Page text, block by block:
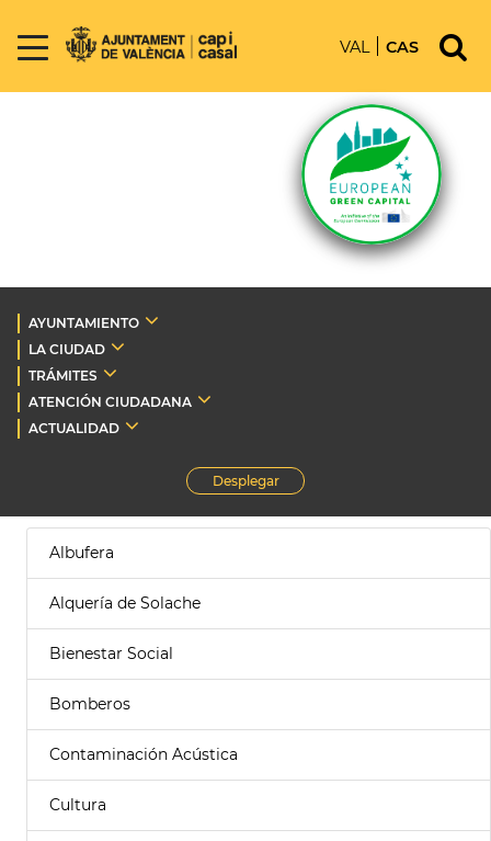
VAL CAS
AYUNTAMIENTO
LA CIUDAD
TRÁMITES
ATENCIÓN CIUDADANA
ACTUALIDAD
Desplegar
Albufera
Alquería de Solache
Bienestar Social
Bomberos
Contaminación Acústica
Cultura